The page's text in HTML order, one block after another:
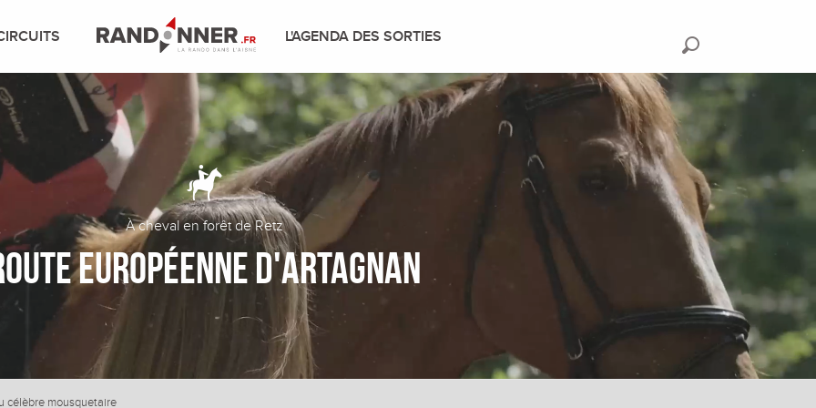
L'AGENDA DES SORTIES
À cheval en forêt de Retz
Européenne d'Artagnan
célèbre mousquetaire